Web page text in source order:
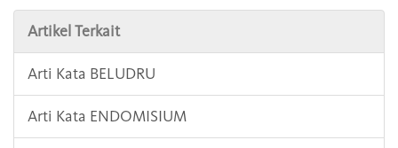
Artikel Terkait
Arti Kata BELUDRU
Arti Kata ENDOMISIUM